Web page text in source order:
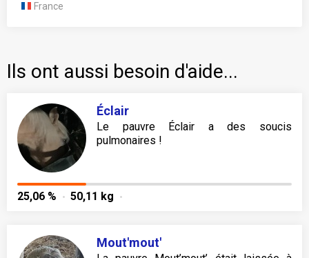
France
Ils ont aussi besoin d'aide...
Éclair
Le pauvre Éclair a des soucis
pulmonaires !
25,06 % 50,11 kg
Mout'mout'